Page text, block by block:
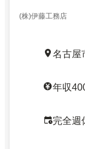
(株)伊藤工務店
名古屋
年収
完全週